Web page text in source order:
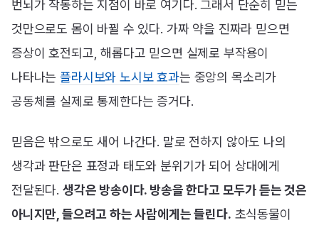
번뇌가 작동하는 지점이 바로 여기다. 그래서 단순히 믿는
것만으로도 몸이 바뀔 수 있다. 가짜 약을 진짜라 믿으면
증상이 호전되고, 해롭다고 믿으면 실제로 부작용이
나타나는플라시보와 노시보 효과는 중앙의 목소리가
공동체를 실제로 통제한다는 증거다.
믿음은 밖으로도 새어 나간다. 말로 전하지 않아도 나의
생각과 판단은 표정과 태도와 분위기가 되어 상대에게
전달된다. 생각은 방송이다. 방송을 한다고 모두가 듣는 것은
아니지만, 들으려고 하는 사람에게는 들린다. 초식동물이